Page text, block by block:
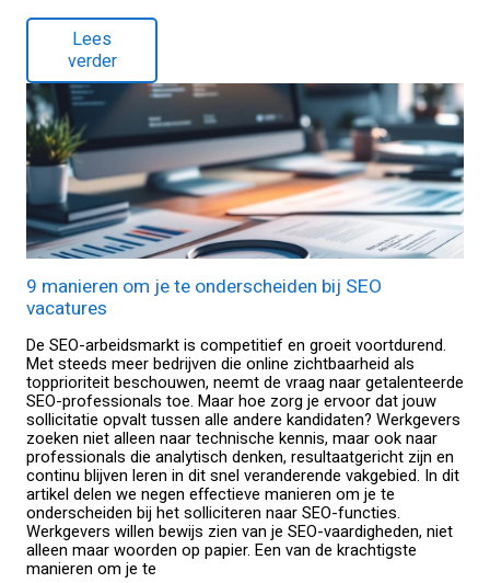
Lees
verder
9 manieren om je te onderscheiden bij SEO
vacatures
De SEO-arbeidsmarkt is competitief en groeit voortdurend.
Met steeds meer bedrijven die online zichtbaarheid als
topprioriteit beschouwen, neemt de vraag naar getalenteerde
SEO-professionals toe. Maar hoe zorg je ervoor dat jouw
sollicitatie opvalt tussen alle andere kandidaten? Werkgevers
zoeken niet alleen naar technische kennis, maar ook naar
professionals die analytisch denken, resultaatgericht zijn en
continu blijven leren in dit snel veranderende vakgebied. In dit
artikel delen we negen effectieve manieren om je te
onderscheiden bij het solliciteren naar SEO-functies.
Werkgevers willen bewijs zien van je SEO-vaardigheden, niet
alleen maar woorden op papier. Een van de krachtigste
manieren om je te